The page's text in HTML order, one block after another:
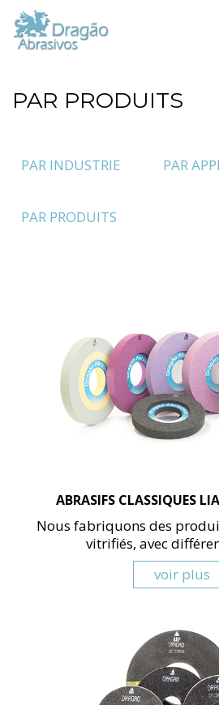
PAR PRODUITS
PAR INDUSTRIE PAR
PAR PRODUITS
ABRASIFS CLASSIQUES
Nous fabriquons des
vitrifiés, avec
voir plus